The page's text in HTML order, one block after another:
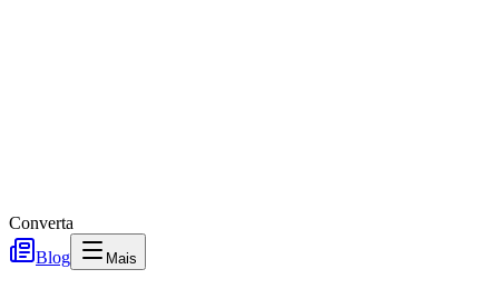
Converta
Blog
Mais